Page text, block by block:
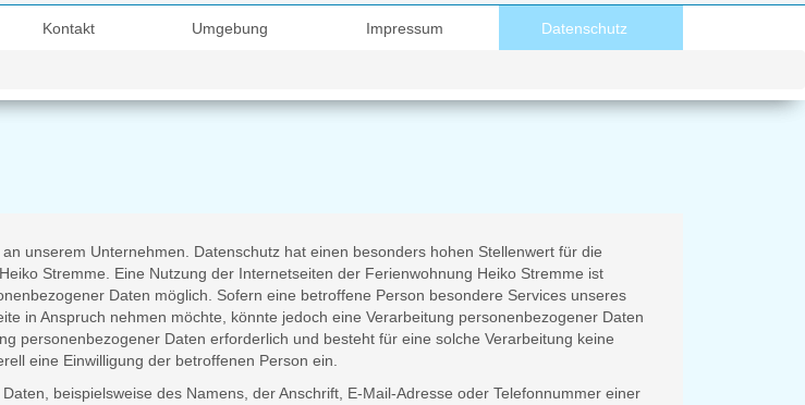
Kontakt Umgebung Impressum Datenschutz
unserem Unternehmen. Datenschutz hat einen besonders hohen Stellenwert für die
Stremme. Eine Nutzung der Internetseiten der Ferienwohnung Heiko Stremme ist
Daten möglich. Sofern eine betroffene Person besondere Services unseres
in Anspruch nehmen möchte, könnte jedoch eine Verarbeitung personenbezogener Daten
personenbezogener Daten erforderlich und besteht für eine solche Verarbeitung keine
eine Einwilligung der betroffenen Person ein.
beispielsweise des Namens, der Anschrift, E-Mail-Adresse oder Telefonnummer einer